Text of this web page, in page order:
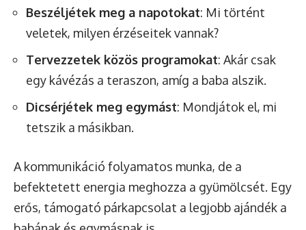
Beszéljétek meg a napotokat: Mi történt
veletek, milyen érzéseitek vannak?
Tervezzetek közös programokat: Akár csak
egy kávézás a teraszon, amíg a baba alszik.
Dicsérjétek meg egymást: Mondjátok el, mi
tetszik a másikban.
A kommunikáció folyamatos munka, de a
befektetett energia meghozza a gyümölcsét. Egy
erős, támogató párkapcsolat a legjobb ajándék a